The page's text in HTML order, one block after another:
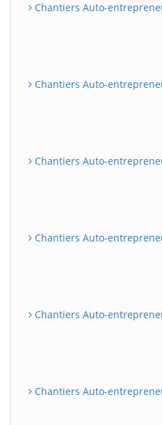
Chantiers Auto-
Chantiers Auto-
Chantiers Auto-
Chantiers Auto-
Chantiers Auto-
Chantiers Auto-